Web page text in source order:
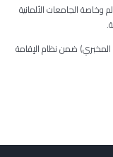
وخاصة الجامعات الألمانية
المخبري) ضمن نظام الإقامة